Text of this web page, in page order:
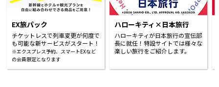
EX旅パック
チケットレスで列車変更が何度で
も可能な新サービスがスタート！
※エクスプレス予約、スマートEXなど
の会員限定となります
ハローキティ×日本旅行
ハローキティが日本旅行の宣伝部
長に就任！特設サイトでは様々な
楽しい旅行をご紹介します。